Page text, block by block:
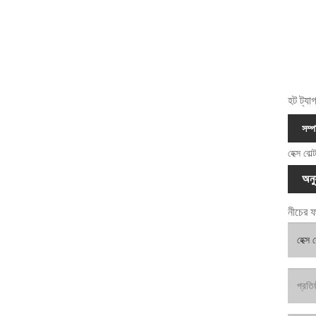
হট
হেক্স বোল্ট
নীচের